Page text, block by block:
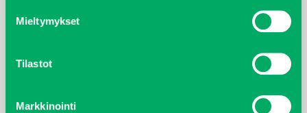
Mieltymykset
Tilastot
Markkinointi
kesäkuu 2021